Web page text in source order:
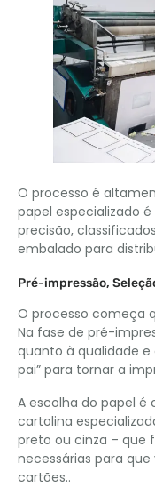
O processo é
papel especializado
precisão,
embalado para
Pré-impressão,
O processo começa
Na fase de pré-
quanto à qualidade e
pai” para tornar a
A escolha do papel
cartolina
preto ou cinza – que
necessárias para
cartões..